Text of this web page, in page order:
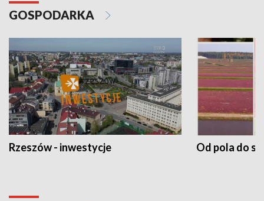
GOSPODARKA
Rzeszów - inwestycje Od pola do